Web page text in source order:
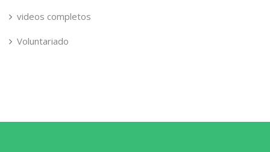
videos completos
Voluntariado